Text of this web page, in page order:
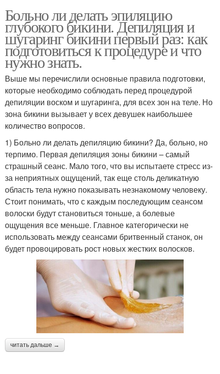
Больно ли делать эпиляцию
глубокого бикини. Депиляция и
шугаринг бикини первый раз: как
подготовиться к процедуре и что
нужно знать.
Выше мы перечислили основные правила подготовки,
которые необходимо соблюдать перед процедурой
депиляции воском и шугаринга, для всех зон на теле. Но
зона бикини вызывает у всех девушек наибольшее
количество вопросов.
1) Больно ли делать депиляцию бикини? Да, больно, но
терпимо. Первая депиляция зоны бикини – самый
страшный сеанс. Мало того, что вы испытаете стресс из-
за неприятных ощущений, так еще столь деликатную
область тела нужно показывать незнакомому человеку.
Стоит понимать, что с каждым последующим сеансом
волоски будут становиться тоньше, а болевые
ощущения все меньше. Главное категорически не
использовать между сеансами бритвенный станок, он
будет провоцировать рост новых жестких волосков.
читать дальше →